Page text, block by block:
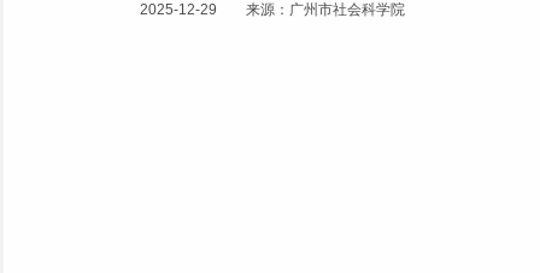
2025-12-29 来源：广州市社会科学院